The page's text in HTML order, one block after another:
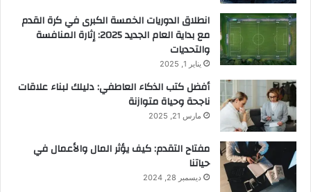
انطلاق الدوريات الخمسة الكبرى في كرة القدم
مع بداية العام الجديد 2025: إثارة المنافسة
والتحديات
يناير 1, 2025
أفضل كتب الذكاء العاطفي: دليلك لبناء علاقات
ناجحة وحياة متوازنة
مارس 21, 2025
مفتاح التقدم: كيف يؤثر المال والأعمال في
حياتنا
ديسمبر 28, 2024